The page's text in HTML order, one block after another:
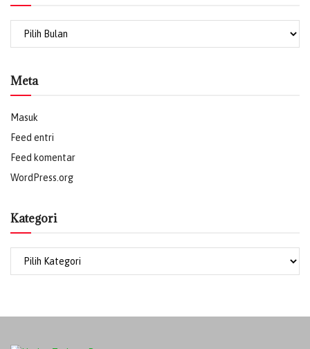
Meta
Masuk
Feed entri
Feed komentar
WordPress.org
Kategori